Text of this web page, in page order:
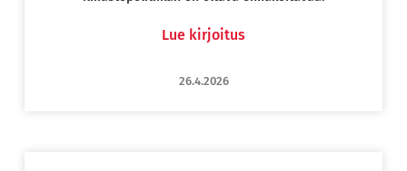
Lue kirjoitus
26.4.2026